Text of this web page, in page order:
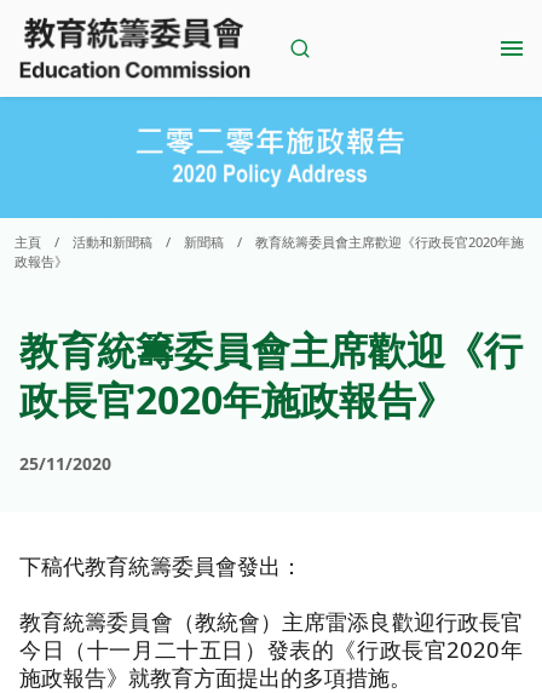
Skip
content
主頁 / 活動和新聞稿 / 新聞稿 /
教育統籌委員會主席歡迎《行政長官2020年施
政報告》
教育統籌委員會主席歡迎《行
政長官2020年施政報告》
25/11/2020
下稿代教育統籌委員會發出：
教育統籌委員會（教統會）主席雷添良歡迎行政長官
今日（十一月二十五日）發表的《行政長官2020年
施政報告》就教育方面提出的多項措施。